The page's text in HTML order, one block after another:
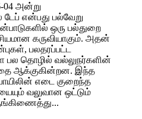
04 அன்று
டேப் என்பது பல்வேறு
ஒரு பல்துறை
கருவியாகும். அதன்
பலதரப்பட்ட
பல தொழில் வல்லுநர்களின்
ஆக்குகின்றன. இந்த
எடை குறைந்த
வலுவான ஒட்டும்